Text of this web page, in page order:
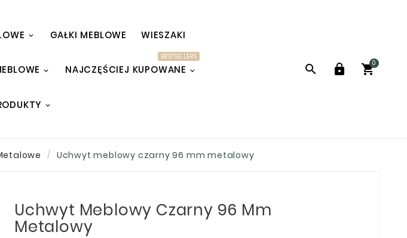
GAŁKI MEBLOWE WIESZAKI
NAJCZĘŚCIEJ KUPOWANE
BESTSELLERS
  
0
Uchwyt meblowy czarny 96 mm metalowy
Uchwyt Meblowy Czarny 96 Mm
Metalowy